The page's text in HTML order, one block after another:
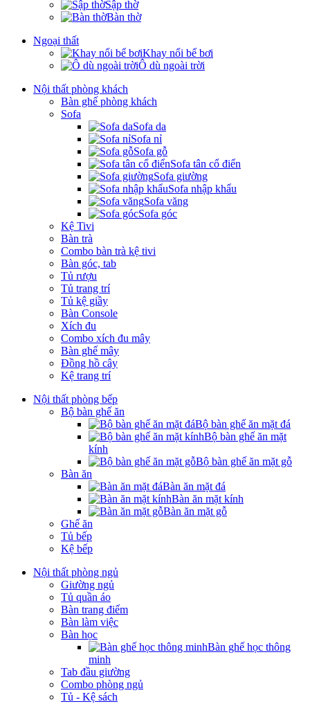
Sập thờ
Bàn thờ
Ngoại thất
Khay nổi bể bơi
Ô dù ngoài trời
Nội thất phòng khách
Bàn ghế phòng khách
Sofa
Sofa da
Sofa nỉ
Sofa gỗ
Sofa tân cổ điển
Sofa giường
Sofa nhập khẩu
Sofa văng
Sofa góc
Kệ Tivi
Bàn trà
Combo bàn trà kệ tivi
Bàn góc, tab
Tủ rượu
Tủ trang trí
Tủ kệ giầy
Bàn Console
Xích đu
Combo xích đu mây
Bàn ghế mây
Đồng hồ cây
Kệ trang trí
Nội thất phòng bếp
Bộ bàn ghế ăn
Bộ bàn ghế ăn mặt đá
Bộ bàn ghế ăn mặt
kính
Bộ bàn ghế ăn mặt gỗ
Bàn ăn
Bàn ăn mặt đá
Bàn ăn mặt kính
Bàn ăn mặt gỗ
Ghế ăn
Tủ bếp
Kệ bếp
Nội thất phòng ngủ
Giường ngủ
Tủ quần áo
Bàn trang điểm
Bàn làm việc
Bàn học
Bàn ghế học thông
minh
Tab đầu giường
Combo phòng ngủ
Tủ - Kệ sách